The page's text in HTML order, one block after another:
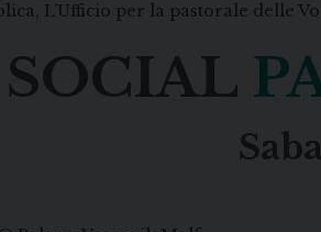
L’Ufficio per la pastorale delle
SOCIAL